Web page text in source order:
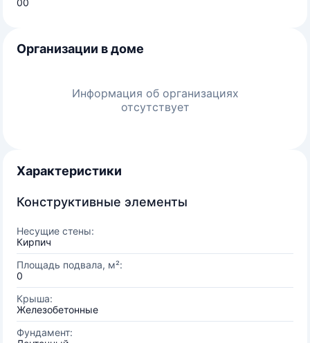
00
Организации в доме
Информация об организациях
отсутствует
Характеристики
Конструктивные элементы
Несущие стены:
Кирпич
Площадь подвала, м²:
0
Крыша:
Железобетонные
Фундамент: